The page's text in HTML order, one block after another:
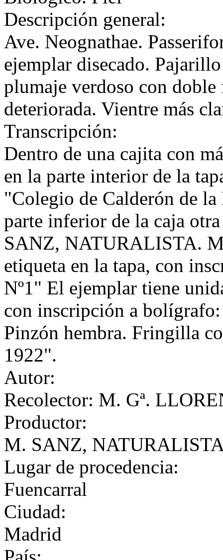
Descripción general:
Ave. Neognathae.
ejemplar disecado.
plumaje verdoso con
deteriorada. Vientre más
Transcripción:
Dentro de una cajita con
en la parte interior de la
"Colegio de Calderón de
parte inferior de la caja
SANZ, NATURALISTA.
etiqueta en la tapa, con
Nº1" El ejemplar tiene
con inscripción a
Pinzón hembra. Fringilla
1922".
Autor:
Recolector: M. Gª.
Productor:
M. SANZ,
Lugar de procedencia:
Fuencarral
Ciudad:
Madrid